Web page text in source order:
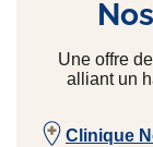
Une offre
alliant un
Clinique